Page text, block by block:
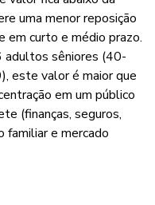
uma menor reposição
em curto e médio prazo.
adultos sêniores (40-
este valor é maior que
em um público
(finanças, seguros,
familiar e mercado